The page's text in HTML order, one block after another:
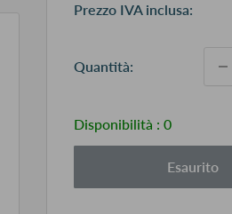
Prezzo IVA inclusa:
Quantità:
Disponibilità : 0
Esaurito